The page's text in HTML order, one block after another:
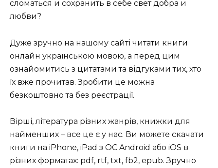
сломаться и сохранить в себе свет добра и
любви?
Дуже зручно на нашому сайті читати книги
онлайн українською мовою, а перед цим
ознайомитись з цитатами та відгуками тих, хто
їх вже прочитав. Зробити це можна
безкоштовно та без реєстрації.
Вірші, література різних жанрів, книжки для
найменших – все це є у нас. Ви можете скачати
книги на iPhone, iPad з ОС Android або iOS в
різних форматах: pdf, rtf, txt, fb2, epub. Зручно